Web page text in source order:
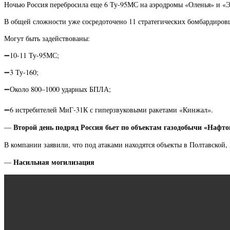
Ночью Россия перебросила еще 6 Ту-95МС на аэродромы «Оленья» и
В общей сложности уже сосредоточено 11 стратегических
Могут быть задействованы:
➖10-11 Ту-95МС;
➖3 Ту-160;
➖Около 800–1000 ударных БПЛА;
➖6 истребителей МиГ-31К с гиперзвуковыми ракетами «Кинжал».
— Второй день подряд Россия бьет по объектам газодобычи
В компании заявили, что под атаками находятся объекты в
— Насильная могилизация